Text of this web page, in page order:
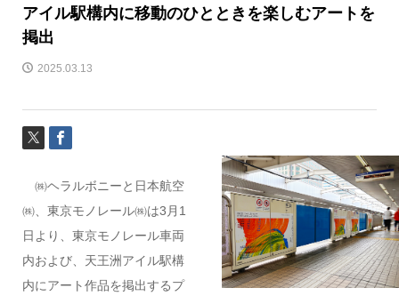
アイル駅構内に移動のひとときを楽しむアートを
掲出
2025.03.13
㈱ヘラルボニーと日本航空
㈱、東京モノレール㈱は3月1
日より、東京モノレール車両
内および、天王洲アイル駅構
内にアート作品を掲出するプ